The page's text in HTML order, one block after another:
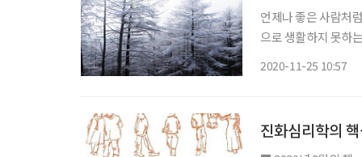
언제나 좋은 사람처
으로 생활하지 못하
2020-11-25 10:57
진화심리학의